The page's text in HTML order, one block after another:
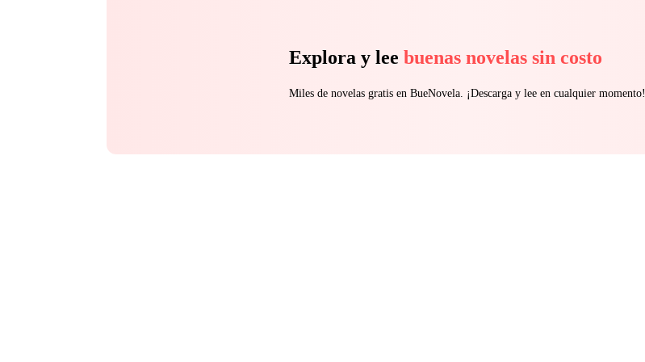
Explora y lee buenas novelas sin costo
Miles de novelas gratis en BueNovela. ¡Descarga y lee en cualquier momento!